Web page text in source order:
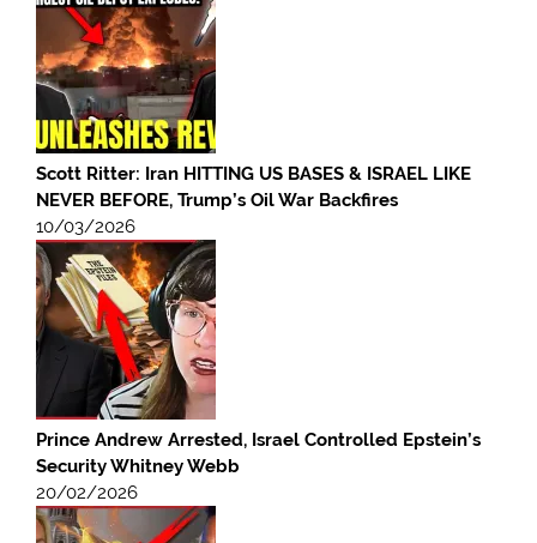
Scott Ritter: Iran HITTING US BASES & ISRAEL LIKE
NEVER BEFORE, Trump’s Oil War Backfires
10/03/2026
Prince Andrew Arrested, Israel Controlled Epstein’s
Security Whitney Webb
20/02/2026